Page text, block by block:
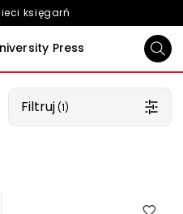
księgarń
Press
Filtruj (1)